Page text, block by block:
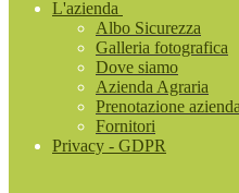
L'azienda
Albo Sicurezza
Galleria fotografica
Dove siamo
Azienda Agraria
Prenotazione azienda
Fornitori
Privacy - GDPR